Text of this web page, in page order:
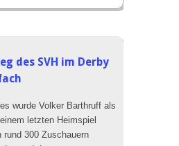
des SVH im Derby
wurde Volker Barthruff als
letzten Heimspiel
300 Zuschauern